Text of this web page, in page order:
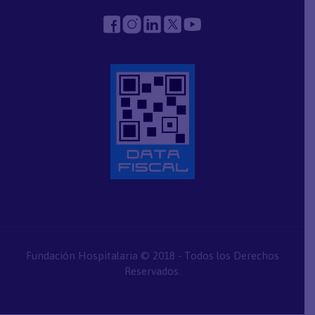
Fundación Hospitalaria © 2018 - Todos los Derechos
Reservados.